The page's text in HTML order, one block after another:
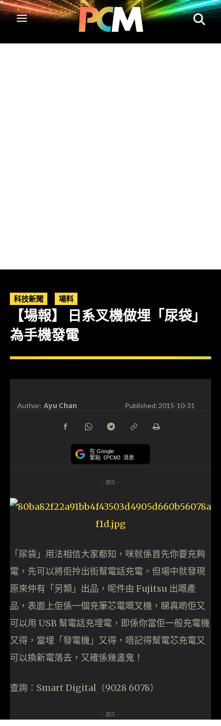
科技新聞 場料
【場報】 日系叉機做埋「尿袋」
為手機發電
Author: Ayu Chan Published:2015-10-31
在 Google
緊貼《PCM》消息
- 廣告 -
「尿袋」用法相信大家都知，咪就係首先你要充夠
電，先可以將佢拎出街幫電話充電。但場中就發現
原來仲有「另類」出品，呢件由 Fujitsu 出嘅產
品，表面上佢係一個充筆芯電嘅叉機，睇真啲佢又
可以用 USB 幫電話充埋電，即係你當佢一般充電機
又得，當埋「發電機」又得，唔記得幫電芯充電又
可以換新電落去，又確係幾盞鬼！
查詢：Smart Digital（9028 6078）
- 廣告 -